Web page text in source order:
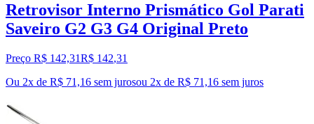
Retrovisor Interno Prismático Gol Parati
Saveiro G2 G3 G4 Original Preto
Preço R$ 142,31R$ 142,31
Ou 2x de R$ 71,16 sem jurosou 2x de R$ 71,16 sem juros